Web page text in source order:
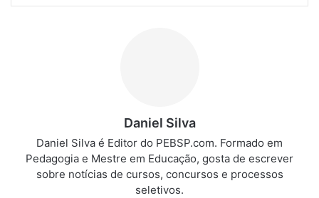
Daniel Silva
Daniel Silva é Editor do PEBSP.com. Formado em
Pedagogia e Mestre em Educação, gosta de escrever
sobre notícias de cursos, concursos e processos
seletivos.